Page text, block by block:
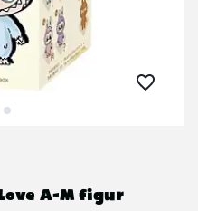
A-M figur